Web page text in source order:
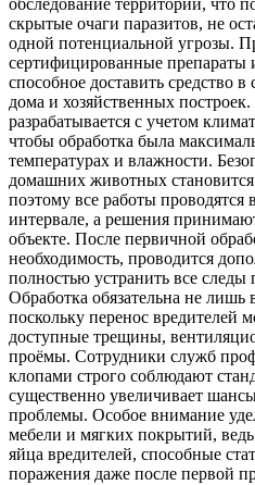
обследование территории, что
скрытые очаги паразитов, не
одной потенциальной угрозы.
сертифицированные препараты
способное доставить средство
дома и хозяйственных
разрабатывается с учетом
чтобы обработка была
температурах и влажности.
домашних животных становится
поэтому все работы
интервале, а решения
объекте. После первичной
необходимость, проводится
полностью устранить все следы
Обработка обязательна не
поскольку перенос вредителей
доступные трещины,
проёмы. Сотрудники служб
клопами строго соблюдают
существенно увеличивает
проблемы. Особое внимание
мебели и мягких покрытий, ведь
яйца вредителей, способные
поражения даже после первой